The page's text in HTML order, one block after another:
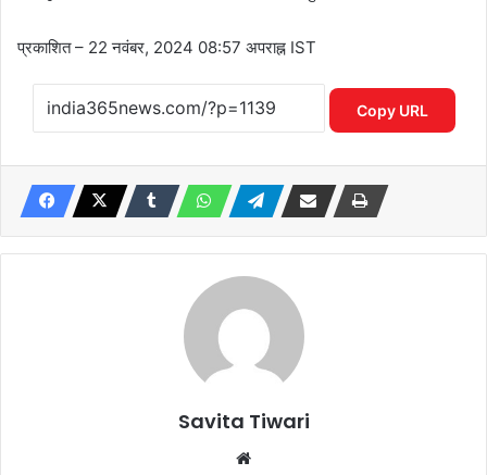
प्रकाशित– 22 नवंबर, 2024 08:57 अपराह्न IST
Copy URL
Savita Tiwari